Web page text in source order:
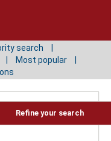
search
Most popular
Refine your search